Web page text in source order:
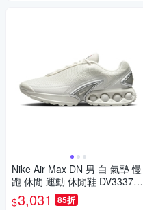
Nike Air Max DN 男 白 氣墊 慢
跑 休閒 運動 休閒鞋 DV3337-0
13
$3,031 85折